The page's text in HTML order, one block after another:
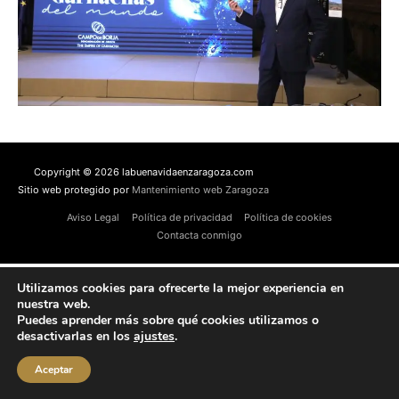
Copyright © 2026 labuenavidaenzaragoza.com
Sitio web protegido por Mantenimiento web Zaragoza
Aviso Legal Política de privacidad
Política de cookies
Contacta conmigo
Utilizamos cookies para ofrecerte la mejor experiencia en
nuestra web.
Puedes aprender más sobre qué cookies utilizamos o
desactivarlas en los ajustes.
Aceptar